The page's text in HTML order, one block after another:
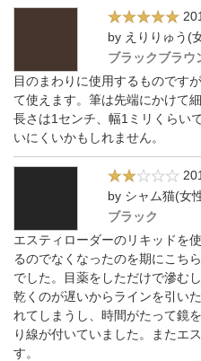
by えりりゅう(
ブラックブラウ
目のまわりに使用するものです
て使えます。筆は先端にかけて
長さは1センチ、幅1ミリくらい
いにくいかもしれません。
by シャム猫(女
ブラック
エスティローダーのリキッドを
るのでなくなったのを期にこち
でした。目薬をしただけで滲む
乾くのが遅いからラインを引い
れてしまうし、時間がたって鏡
り線が付いていました。またエ
す。